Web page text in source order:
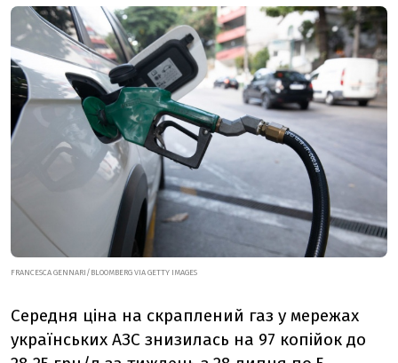
FRANCESCA GENNARI/BLOOMBERG VIA GETTY IMAGES
Середня ціна на скраплений газ у мережах
українських АЗС знизилась на 97 копійок до